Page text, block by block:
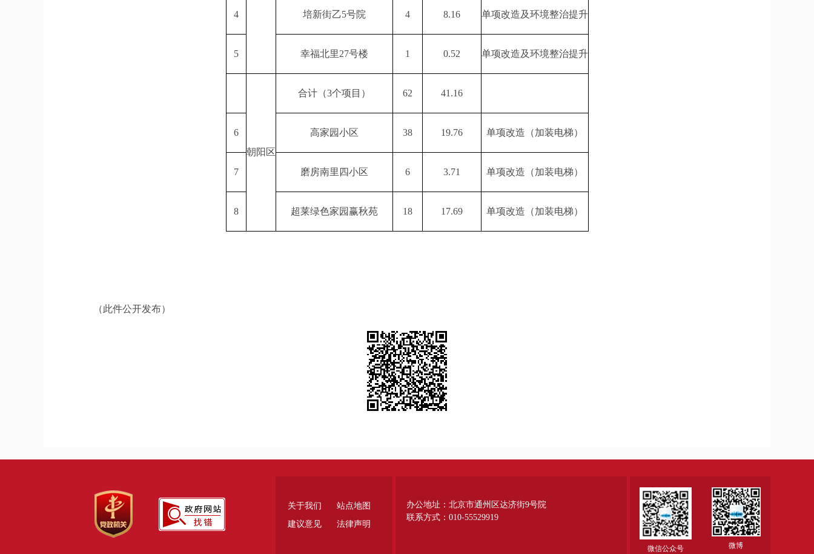
4 培新街乙5号院 4 8.16 单项改造及环境整治提升
5 幸福北里27号楼 1 0.52 单项改造及环境整治提升
朝阳区
合计（3个项目） 62 41.16
6 高家园小区 38 19.76 单项改造（加装电梯）
7 磨房南里四小区 6 3.71 单项改造（加装电梯）
8 超莱绿色家园赢秋苑 18 17.69 单项改造（加装电梯）
（此件公开发布）
关于我们
站点地图
建议意见
法律声明
办公地址：北京市通州区达济街9号院
联系方式：010-55529919
微信公众号 微博